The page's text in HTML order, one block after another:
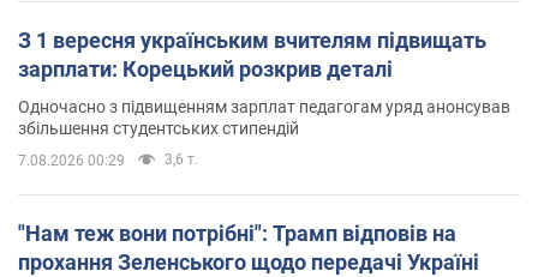
З 1 вересня українським вчителям підвищать
зарплати: Корецький розкрив деталі
Одночасно з підвищенням зарплат педагогам уряд анонсував
збільшення студентських стипендій
7.08.2026 00:29 3,6 т.
"Нам теж вони потрібні": Трамп відповів на
прохання Зеленського щодо передачі Україні